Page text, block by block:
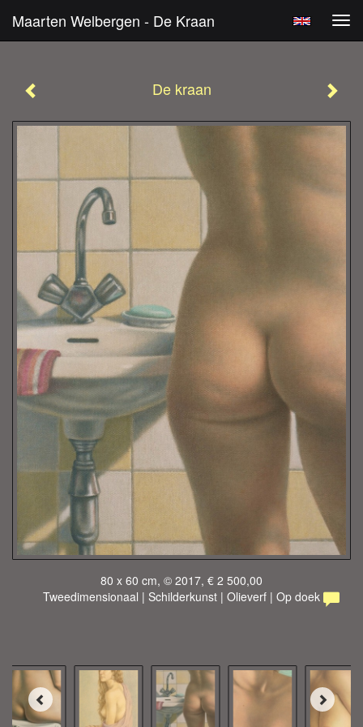
Maarten Welbergen - De Kraan
De kraan
80 x 60 cm, © 2017, € 2 500,00
Tweedimensionaal | Schilderkunst | Olieverf | Op doek